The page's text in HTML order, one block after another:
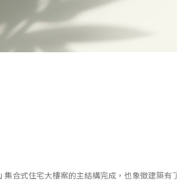
集合式住宅大樓案的主結構完成，也象徵建築有